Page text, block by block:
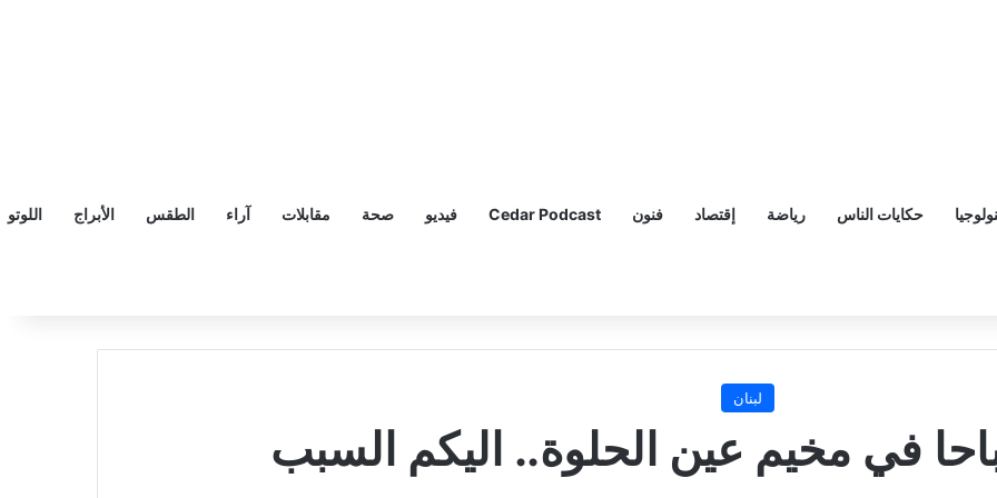
حكايات الناس رياضة إقتصاد فنون Cedar Podcast فيديو صحة مقابلات آراء الطقس الأبراج اللوتو
لبنان
في مخيم عين الحلوة.. اليكم السبب